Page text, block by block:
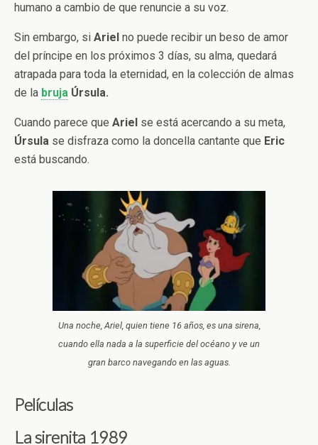
humano a cambio de que renuncie a su voz.
Sin embargo, si Ariel no puede recibir un beso de amor
del príncipe en los próximos 3 días, su alma, quedará
atrapada para toda la eternidad, en la colección de almas
de la bruja Úrsula.
Cuando parece que Ariel se está acercando a su meta,
Úrsula se disfraza como la doncella cantante que Eric
está buscando.
Una noche, Ariel, quien tiene 16 años, es una sirena,
cuando ella nada a la superficie del océano y ve un
gran barco navegando en las aguas.
Películas
La sirenita 1989